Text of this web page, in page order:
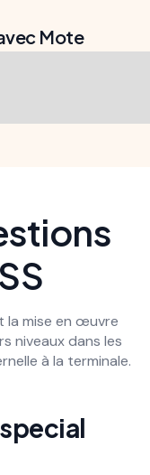
Mote
la mise en œuvre
niveaux dans les
à la terminale.